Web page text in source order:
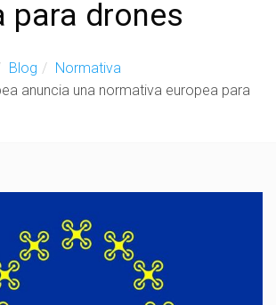
para drones
Blog
Normativa
anuncia una normativa europea para